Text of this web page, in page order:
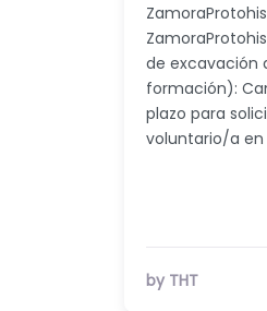
de excavación
formación):
plazo para
voluntario/a en
by THT